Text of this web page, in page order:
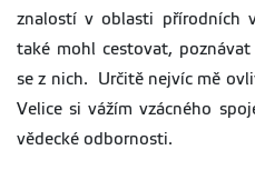
znalostí v oblasti přírodních
také mohl cestovat,
se z nich. Určitě nejvíc mě
Velice si vážím vzácného
vědecké odbornosti.